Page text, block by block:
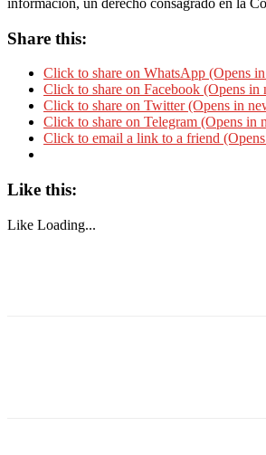
Share this:
Click to share on WhatsApp (Opens
Click to share on Facebook (Opens
Click to share on Twitter (Opens in
Click to share on Telegram (Opens in
Click to email a link to a friend
Like this:
Like Loading...